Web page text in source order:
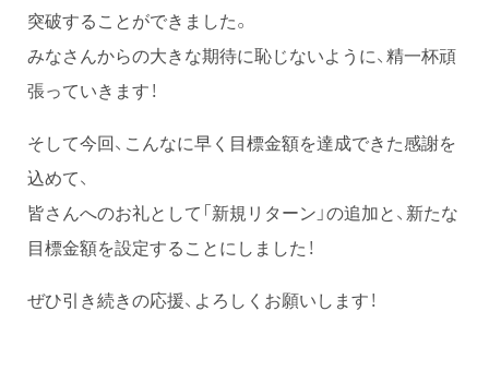
突破することができました。
みなさんからの大きな期待に恥じないように、精一杯頑
張っていきます！
そして今回、こんなに早く目標金額を達成できた感謝を
込めて、
皆さんへのお礼として「新規リターン」の追加と、新たな
目標金額を設定することにしました！
ぜひ引き続きの応援、よろしくお願いします！